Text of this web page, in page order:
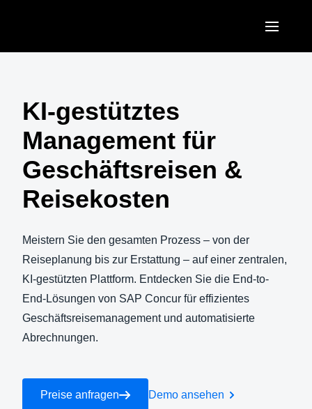
EUROPE
United Kingdom (English)
France (Français)
Deutschland (Deutsch)
Nederlands (English)
Sweden (English)
Denmark (English)
España (Español)
ASIA PACIFIC
Australia (English)
India (English)
日本（日本語)
Singapore (English)
KI-gestütztes
Management für
Geschäftsreisen &
Reisekosten
Meistern Sie den gesamten Prozess – von der
Reiseplanung bis zur Erstattung – auf einer zentralen,
KI-gestützten Plattform. Entdecken Sie die End-to-
End-Lösungen von SAP Concur für effizientes
Geschäftsreisemanagement und automatisierte
Abrechnungen.
Preise anfragen Demo ansehen